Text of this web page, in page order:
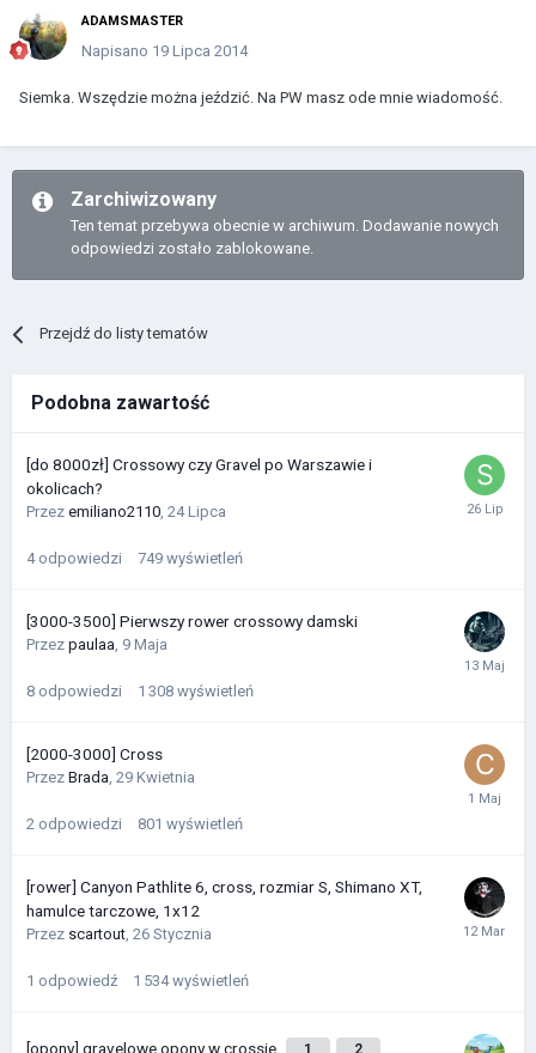
ADAMSMASTER
Napisano 19 Lipca 2014
Siemka. Wszędzie można jeździć. Na PW masz ode mnie wiadomość.
Zarchiwizowany
Ten temat przebywa obecnie w archiwum. Dodawanie nowych
odpowiedzi zostało zablokowane.
Przejdź do listy tematów
Podobna zawartość
[do 8000zł] Crossowy czy Gravel po Warszawie i
okolicach?
Przez emiliano2110, 24 Lipca
4 odpowiedzi 749 wyświetleń
[3000-3500] Pierwszy rower crossowy damski
Przez paulaa, 9 Maja
8 odpowiedzi 1 308 wyświetleń
[2000-3000] Cross
Przez Brada, 29 Kwietnia
2 odpowiedzi 801 wyświetleń
[rower] Canyon Pathlite 6, cross, rozmiar S, Shimano XT,
hamulce tarczowe, 1x12
Przez scartout, 26 Stycznia
1 odpowiedź 1 534 wyświetleń
[opony] gravelowe opony w crossie